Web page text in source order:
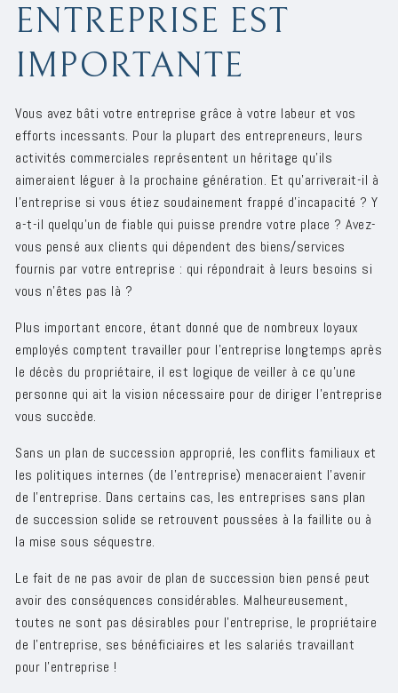
ENTREPRISE EST
IMPORTANTE
Vous avez bâti votre entreprise grâce à votre labeur et vos
efforts incessants. Pour la plupart des entrepreneurs, leurs
activités commerciales représentent un héritage qu’ils
aimeraient léguer à la prochaine génération. Et qu’arriverait-il à
l’entreprise si vous étiez soudainement frappé d’incapacité ? Y
a-t-il quelqu’un de fiable qui puisse prendre votre place ? Avez-
vous pensé aux clients qui dépendent des biens/services
fournis par votre entreprise : qui répondrait à leurs besoins si
vous n'êtes pas là ?
Plus important encore, étant donné que de nombreux loyaux
employés comptent travailler pour l'entreprise longtemps après
le décès du propriétaire, il est logique de veiller à ce qu'une
personne qui ait la vision nécessaire pour de diriger l'entreprise
vous succède.
Sans un plan de succession approprié, les conflits familiaux et
les politiques internes (de l'entreprise) menaceraient l'avenir
de l'entreprise. Dans certains cas, les entreprises sans plan
de succession solide se retrouvent poussées à la faillite ou à
la mise sous séquestre.
Le fait de ne pas avoir de plan de succession bien pensé peut
avoir des conséquences considérables. Malheureusement,
toutes ne sont pas désirables pour l'entreprise, le propriétaire
de l'entreprise, ses bénéficiaires et les salariés travaillant
pour l'entreprise !